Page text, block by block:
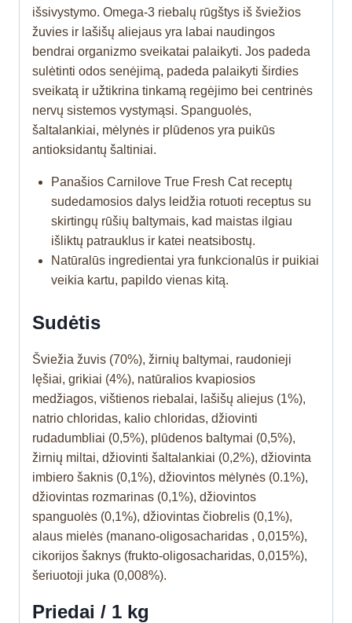
išsivystymo. Omega-3 riebalų rūgštys iš šviežios
žuvies ir lašišų aliejaus yra labai naudingos
bendrai organizmo sveikatai palaikyti. Jos padeda
sulėtinti odos senėjimą, padeda palaikyti širdies
sveikatą ir užtikrina tinkamą regėjimo bei centrinės
nervų sistemos vystymąsi. Spanguolės,
šaltalankiai, mėlynės ir plūdenos yra puikūs
antioksidantų šaltiniai.
Panašios Carnilove True Fresh Cat receptų
sudedamosios dalys leidžia rotuoti receptus su
skirtingų rūšių baltymais, kad maistas ilgiau
išliktų patrauklus ir katei neatsibostų.
Natūralūs ingredientai yra funkcionalūs ir puikiai
veikia kartu, papildo vienas kitą.
Sudėtis
Šviežia žuvis (70%), žirnių baltymai, raudonieji
lęšiai, grikiai (4%), natūralios kvapiosios
medžiagos, vištienos riebalai, lašišų aliejus (1%),
natrio chloridas, kalio chloridas, džiovinti
rudadumbliai (0,5%), plūdenos baltymai (0,5%),
žirnių miltai, džiovinti šaltalankiai (0,2%), džiovinta
imbiero šaknis (0,1%), džiovintos mėlynės (0.1%),
džiovintas rozmarinas (0,1%), džiovintos
spanguolės (0,1%), džiovintas čiobrelis (0,1%),
alaus mielės (manano-oligosacharidas , 0,015%),
cikorijos šaknys (frukto-oligosacharidas, 0,015%),
šeriuotoji juka (0,008%).
Priedai / 1 kg